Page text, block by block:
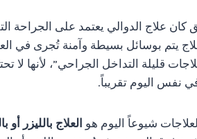
كان علاج الدوالي يعتمد على الجراحة
يتم بوسائل بسيطة وآمنة تُجرى في
قليلة التداخل الجراحي”، لأنها لا
في نفس اليوم تقريباً.
شيوعاً اليوم هو العلاج بالليزر أو